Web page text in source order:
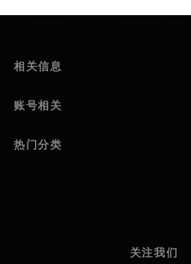
相关信息
账号相关
热门分类
关注我们